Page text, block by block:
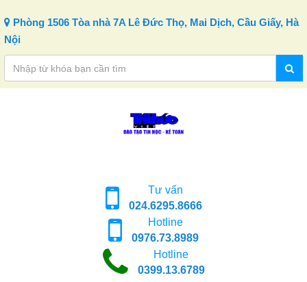
Phòng 1506 Tòa nhà 7A Lê Đức Thọ, Mai Dịch, Cầu Giấy, Hà
Nội
Tư vấn
024.6295.8666
Hotline
0976.73.8989
Hotline
0399.13.6789